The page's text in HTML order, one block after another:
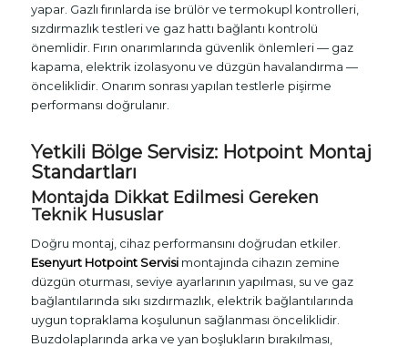
yapar. Gazlı fırınlarda ise brülör ve termokupl kontrolleri,
sızdırmazlık testleri ve gaz hattı bağlantı kontrolü
önemlidir. Fırın onarımlarında güvenlik önlemleri — gaz
kapama, elektrik izolasyonu ve düzgün havalandırma —
önceliklidir. Onarım sonrası yapılan testlerle pişirme
performansı doğrulanır.
Yetkili Bölge Servisiz: Hotpoint Montaj
Standartları
Montajda Dikkat Edilmesi Gereken
Teknik Hususlar
Doğru montaj, cihaz performansını doğrudan etkiler.
Esenyurt Hotpoint Servisimontajında cihazın zemine
düzgün oturması, seviye ayarlarının yapılması, su ve gaz
bağlantılarında sıkı sızdırmazlık, elektrik bağlantılarında
uygun topraklama koşulunun sağlanması önceliklidir.
Buzdolaplarında arka ve yan boşlukların bırakılması,